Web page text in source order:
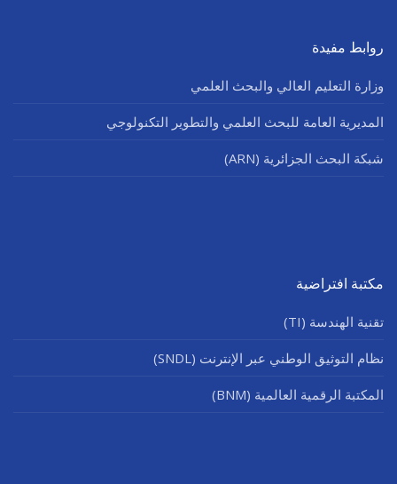
روابط مفيدة
وزارة التعليم العالي والبحث العلمي
المديرية العامة للبحث العلمي والتطوير التكنولوجي
شبكة البحث الجزائرية (ARN)
مكتبة افتراضية
تقنية الهندسة (TI)
نظام التوثيق الوطني عبر الإنترنت (SNDL)
المكتبة الرقمية العالمية (BNM)